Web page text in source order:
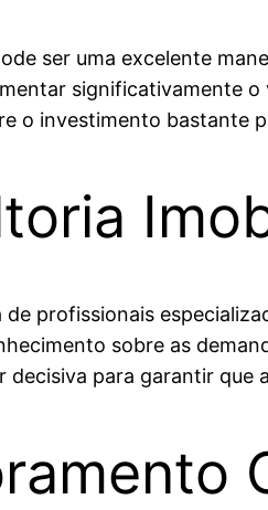
ser uma excelente
significativamente
o investimento bastante
de profissionais
sobre as
decisiva para garantir que